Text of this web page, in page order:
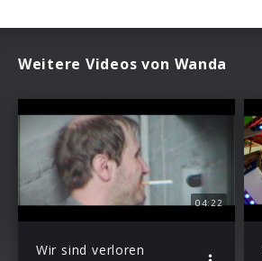
Weitere Videos von Wanda
04:22
Wir sind verloren